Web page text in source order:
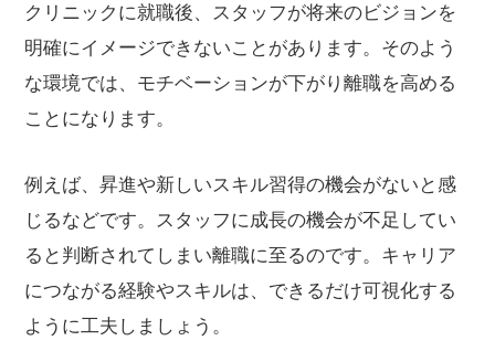
クリニックに就職後、スタッフが将来のビジョンを
明確にイメージできないことがあります。そのよう
な環境では、モチベーションが下がり離職を高める
ことになります。
例えば、昇進や新しいスキル習得の機会がないと感
じるなどです。スタッフに成長の機会が不足してい
ると判断されてしまい離職に至るのです。キャリア
につながる経験やスキルは、できるだけ可視化する
ように工夫しましょう。